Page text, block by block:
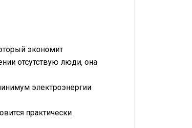
экономит
отсутствую люди, она
электроэнергии
практически